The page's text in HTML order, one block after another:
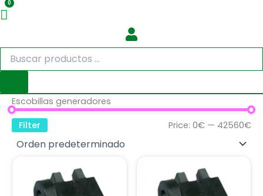
Escobillas generadores
Filter Price: 0€ — 42560€